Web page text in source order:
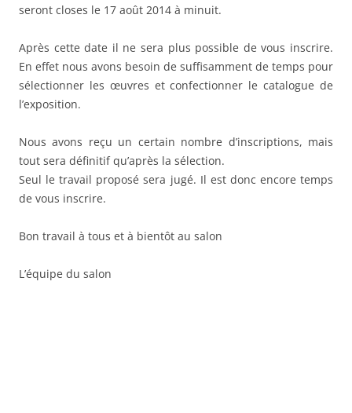
seront closes le 17 août 2014 à minuit.
Après cette date il ne sera plus possible de vous inscrire.
En effet nous avons besoin de suffisamment de temps pour
sélectionner les œuvres et confectionner le catalogue de
l’exposition.
Nous avons reçu un certain nombre d’inscriptions, mais
tout sera définitif qu’après la sélection.
Seul le travail proposé sera jugé. Il est donc encore temps
de vous inscrire.
Bon travail à tous et à bientôt au salon
L’équipe du salon